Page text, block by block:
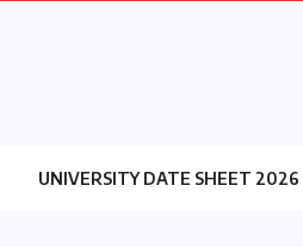
UNIVERSITY DATE SHEET 2026